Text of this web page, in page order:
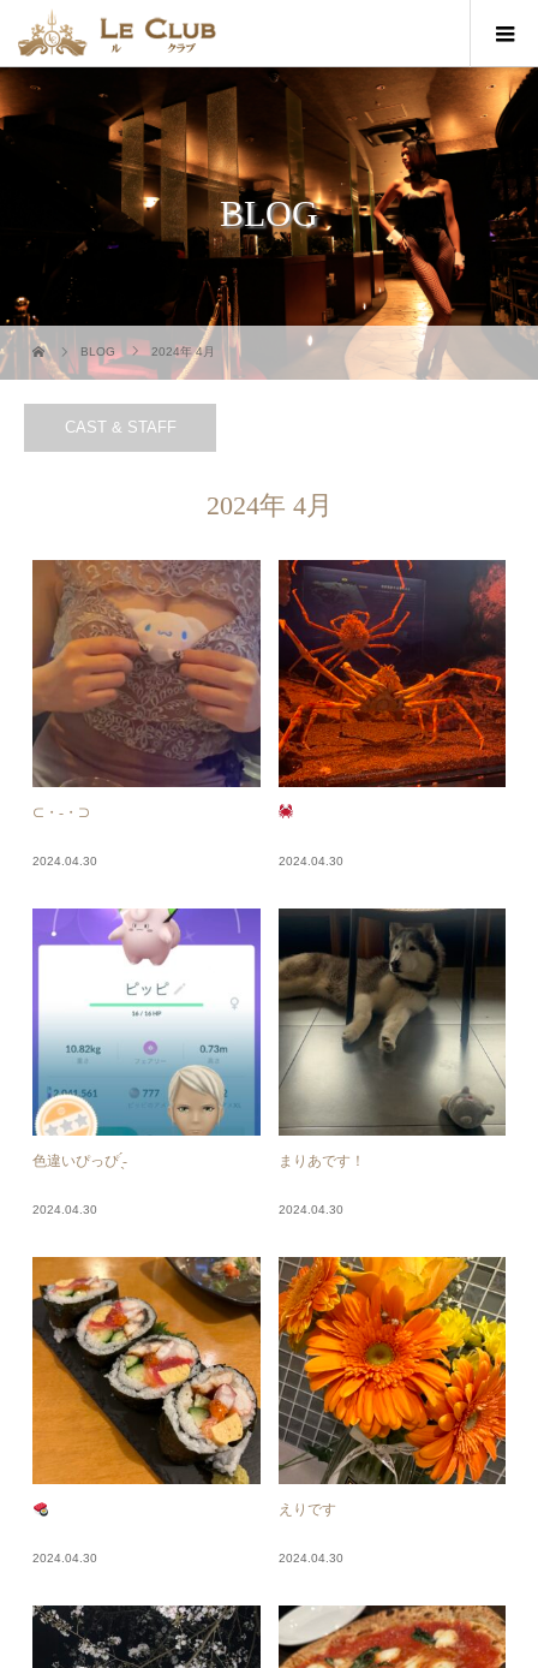
BLOG
BLOG 2024年 4月
CAST & STAFF
2024年 4月
⊂・-・⊃
2024.04.30 2024.04.30
色違いぴっぴ ̖́-‬
2024.04.30
まりあです！
2024.04.30
2024.04.30
えりです
2024.04.30